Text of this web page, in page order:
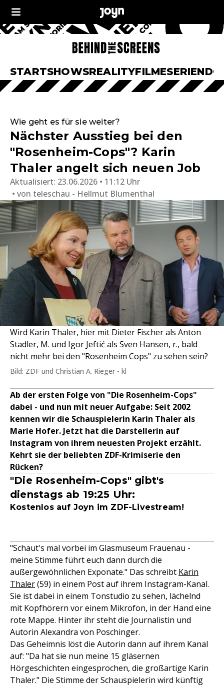
STARTSHOWSREALITYFILMESERIEN
Wie geht es für sie weiter?
Nächster Ausstieg bei den
"Rosenheim-Cops"? Karin
Thaler angelt sich neuen Job
Aktualisiert: 23.06.2026 • 11:12 Uhr
von teleschau - Hellmut Blumenthal
Wird Karin Thaler, hier mit Dieter Fischer als Anton
Stadler, M. und Igor Jeftić als Sven Hansen, r., bald
nicht mehr bei den "Rosenheim Cops" zu sehen sein?
Bild: ZDF und Christian A. Rieger - kl
Ab der ersten Folge von "Die Rosenheim-Cops"
dabei - und nun mit neuer Aufgabe: Seit 2002
kennen wir die Schauspielerin Karin Thaler als
Marie Hofer. Jetzt hat die Darstellerin auf
Instagram von ihrem neuesten Projekt erzählt.
Kehrt sie der beliebten ZDF-Krimiserie den
Rücken?
"Die Rosenheim-Cops" gibt's
dienstags ab 19:25 Uhr:
Kostenlos auf Joyn im ZDF-Livestream!
"Schaut's mal vorbei im Glasmuseum Frauenau -
meine Stimme führt euch dann durch die
außergewöhnlichen Exponate." Das schreibt Karin
Thaler(59) in einem Post auf ihrem Instagram-Kanal.
Sie ist dabei in einem Tonstudio zu sehen, lächelnd
mit Kopfhörern vor einem Mikrofon, in der Hand eine
rote Mappe. Hinter ihr steht die Journalistin und
Autorin Alexandra von Poschinger.
Das Geheimnis löst die Autorin dann auf ihrem Kanal
auf: "Da hat sie nun meine 15 gläsernen
Hörgeschichten eingesprochen, die großartige Karin
Thaler." Die Stimme der Schauspielerin wird künftig